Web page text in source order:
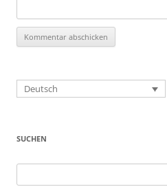
Deutsch
SUCHEN